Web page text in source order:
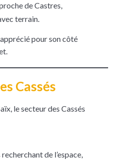
de Castres,
terrain.
pour son côté
Cassés
le secteur des Cassés
de l’espace,